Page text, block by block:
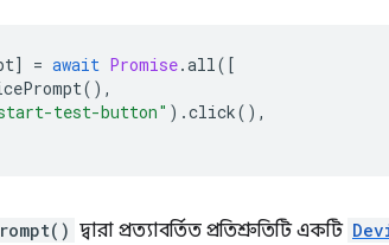
] = await Promise.all([
(),
test-button" ).click(),
দ্বারা প্রত্যাবর্তিত প্রতিশ্রুতিটি একটি